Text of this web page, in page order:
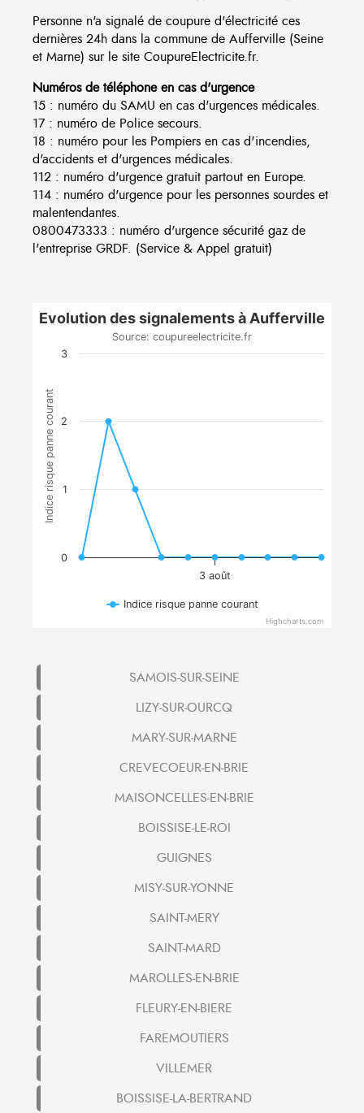
Personne n'a signalé de coupure d'électricité ces
dernières 24h dans la commune de Aufferville (Seine
et Marne) sur le site CoupureElectricite.fr.
Numéros de téléphone en cas d'urgence
15 : numéro du SAMU en cas d'urgences médicales.
17 : numéro de Police secours.
18 : numéro pour les Pompiers en cas d'incendies,
d'accidents et d'urgences médicales.
112 : numéro d'urgence gratuit partout en Europe.
114 : numéro d'urgence pour les personnes sourdes et
malentendantes.
0800473333 : numéro d'urgence sécurité gaz de
l'entreprise GRDF. (Service & Appel gratuit)
Indice risque panne courant
Evolution des signalements à Aufferville
Source: coupureelectricite.fr
3 août
0
1
2
3
Indice risque panne courant
Highcharts.com
SAMOIS-SUR-SEINE
LIZY-SUR-OURCQ
MARY-SUR-MARNE
CREVECOEUR-EN-BRIE
MAISONCELLES-EN-BRIE
BOISSISE-LE-ROI
GUIGNES
MISY-SUR-YONNE
SAINT-MERY
SAINT-MARD
MAROLLES-EN-BRIE
FLEURY-EN-BIERE
FAREMOUTIERS
VILLEMER
BOISSISE-LA-BERTRAND